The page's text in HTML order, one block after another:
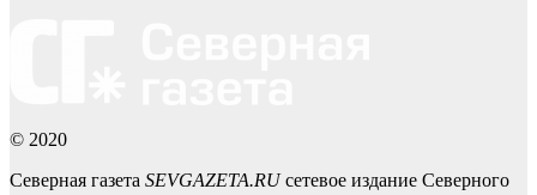
© 2020
Северная газета SEVGAZETA.RUсетевое издание Северного